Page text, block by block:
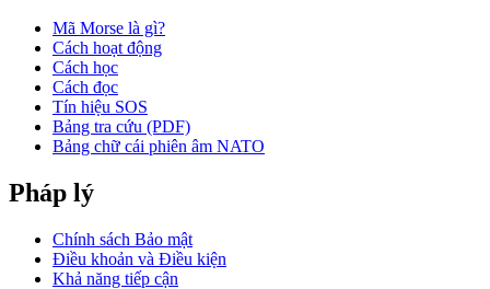
Mã Morse là gì?
Cách hoạt động
Cách học
Cách đọc
Tín hiệu SOS
Bảng tra cứu (PDF)
Bảng chữ cái phiên âm NATO
Pháp lý
Chính sách Bảo mật
Điều khoản và Điều kiện
Khả năng tiếp cận